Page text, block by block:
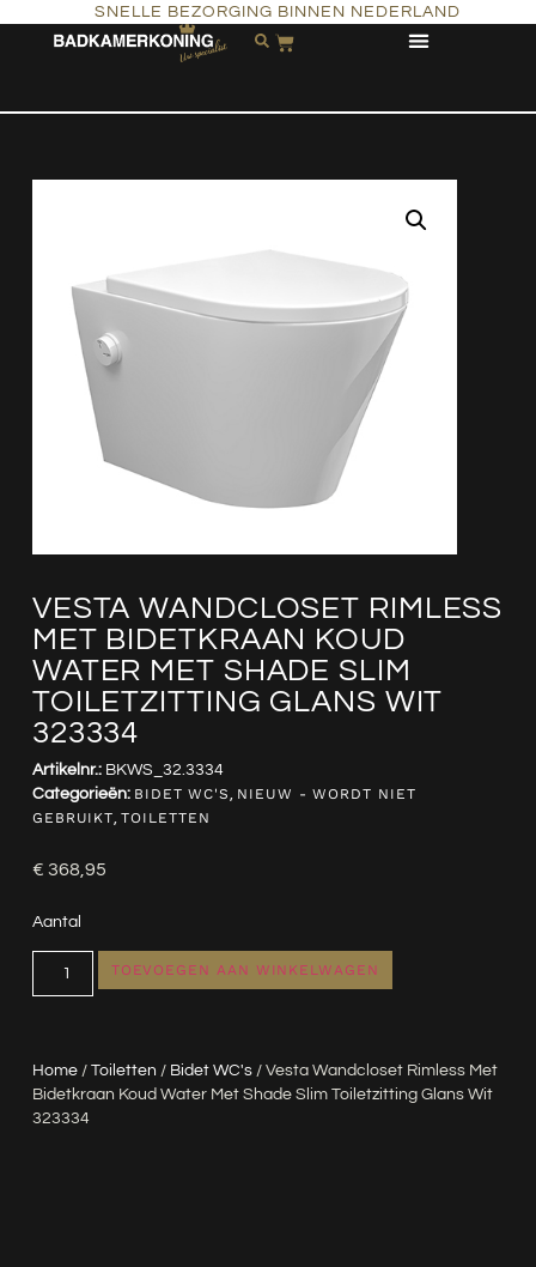
SNELLE BEZORGING BINNEN NEDERLAND
VESTA WANDCLOSET RIMLESS
MET BIDETKRAAN KOUD
WATER MET SHADE SLIM
TOILETZITTING GLANS WIT
323334
Home/ Toiletten / Bidet WC's/ Vesta Wandcloset Rimless Met
Bidetkraan Koud Water Met Shade Slim Toiletzitting Glans Wit
323334
Artikelnr.: BKWS_32.3334
Categorieën: BIDET WC'S
NIEUW - WORDT NIET
GEBRUIKT ,TOILETTEN
€ 368,95
Aantal
TOEVOEGEN AAN WINKELWAGEN